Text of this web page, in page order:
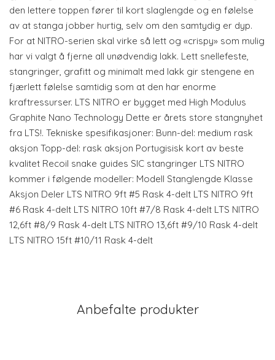
den lettere toppen fører til kort slaglengde og en følelse
av at stanga jobber hurtig, selv om den samtydig er dyp.
For at NITRO-serien skal virke så lett og «crispy» som mulig
har vi valgt å fjerne all unødvendig lakk. Lett snellefeste,
stangringer, grafitt og minimalt med lakk gir stengene en
fjærlett følelse samtidig som at den har enorme
kraftressurser. LTS NITRO er bygget med High Modulus
Graphite Nano Technology Dette er årets store stangnyhet
fra LTS!. Tekniske spesifikasjoner: Bunn-del: medium rask
aksjon Topp-del: rask aksjon Portugisisk kort av beste
kvalitet Recoil snake guides SIC stangringer LTS NITRO
kommer i følgende modeller: Modell Stanglengde Klasse
Aksjon Deler LTS NITRO 9ft #5 Rask 4-delt LTS NITRO 9ft
#6 Rask 4-delt LTS NITRO 10ft #7/8 Rask 4-delt LTS NITRO
12,6ft #8/9 Rask 4-delt LTS NITRO 13,6ft #9/10 Rask 4-delt
LTS NITRO 15ft #10/11 Rask 4-delt
Anbefalte produkter